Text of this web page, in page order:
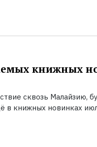
книжных
сквозь Малайзию,
в книжных новинках